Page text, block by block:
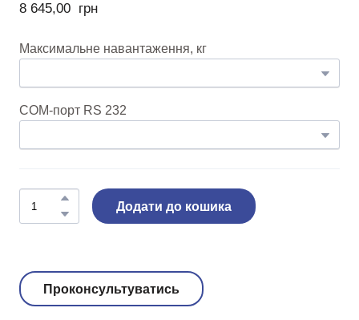
8 645,00  грн
Максимальне навантаження, кг
COM-порт RS 232
Додати до кошика
Проконсультуватись